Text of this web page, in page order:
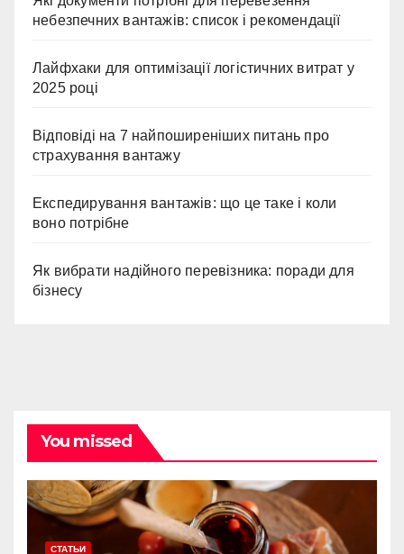
небезпечних вантажів: список і рекомендації
Лайфхаки для оптимізації логістичних витрат у
2025 році
Відповіді на 7 найпоширеніших питань про
страхування вантажу
Експедирування вантажів: що це таке і коли
воно потрібне
Як вибрати надійного перевізника: поради для
бізнесу
You missed
СТАТЬИ